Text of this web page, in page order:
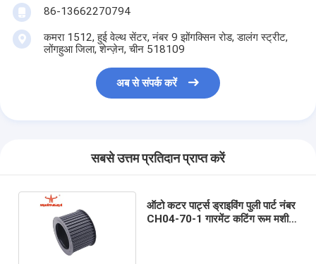
86-13662270794
कमरा 1512, हुई वेल्थ सेंटर, नंबर 9 झोंगक्सिन रोड, डालंग स्ट्रीट,
लोंगहुआ जिला, शेन्ज़ेन, चीन 518109
अब से संपर्क करें
सबसे उत्तम प्रतिदान प्राप्त करें
ऑटो कटर पार्ट्स ड्राइविंग पुली पार्ट नंबर
CH04-70-1 गारमेंट कटिंग रूम मशीन